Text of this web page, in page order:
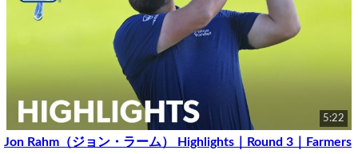
5:22
Jon Rahm（ジョン・ラーム） Highlights｜Round 3｜Farmers